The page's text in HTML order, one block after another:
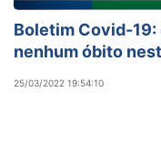
Boletim Covid-19:
nenhum óbito
25/03/2022 19:54:10